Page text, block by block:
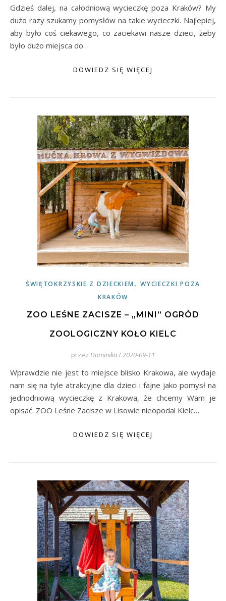
Gdzieś dalej, na całodniową wycieczkę poza Kraków? My
dużo razy szukamy pomysłów na takie wycieczki. Najlepiej,
aby było coś ciekawego, co zaciekawi nasze dzieci, żeby
było dużo miejsca do…
DOWIEDZ SIĘ WIĘCEJ
ŚWIĘTOKRZYSKIE Z DZIECKIEM ,WYCIECZKI POZA
KRAKÓW
ZOO LEŚNE ZACISZE – „MINI” OGRÓD
ZOOLOGICZNY KOŁO KIELC
przez Dominika/2020-09-11
Wprawdzie nie jest to miejsce blisko Krakowa, ale wydaje
nam się na tyle atrakcyjne dla dzieci i fajne jako pomysł na
jednodniową wycieczkę z Krakowa, że chcemy Wam je
opisać. ZOO Leśne Zacisze w Lisowie nieopodal Kielc…
DOWIEDZ SIĘ WIĘCEJ